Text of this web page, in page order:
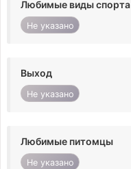
Любимые виды спорта
Не указано
Выход
Не указано
Любимые питомцы
Не указано